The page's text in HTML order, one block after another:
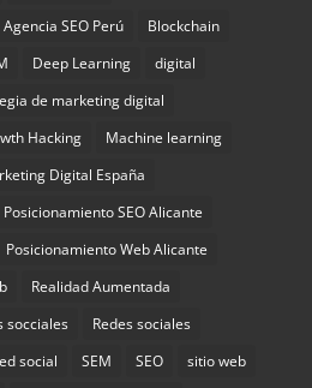
Agencia SEO Perú
Blockchain
Deep Learning
digital
de marketing digital
Hacking
Machine learning
Digital España
Posicionamiento SEO Alicante
Posicionamiento Web Alicante
Realidad Aumentada
socciales
Redes sociales
social SEM SEO
sitio web